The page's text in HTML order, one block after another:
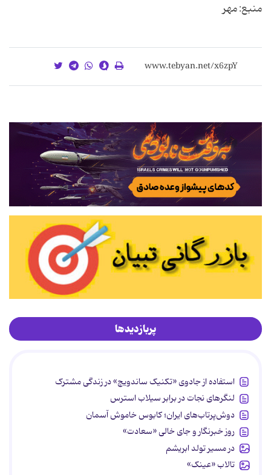
منبع: مهر
پربازدیدها
استفاده از جادوی «تکنیک ساندویچ» در زندگی مشترک
لنگرهای نجات در برابر سیلاب استرس
دوش‌پرتاب‌های ایران؛ کابوس خاموش آسمان
روز خبرنگار و جای خالی «سعادت»
در مسیر تولد ابریشم
تالاب «عینک»